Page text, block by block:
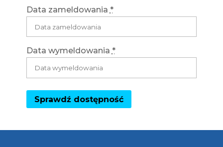
Data zameldowania *
Data wymeldowania *